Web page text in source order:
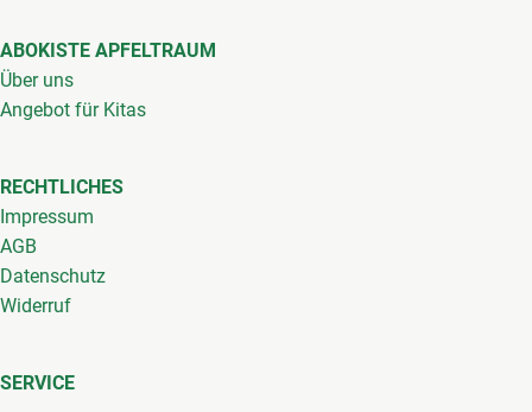
ABOKISTE APFELTRAUM
Über uns
Angebot für Kitas
RECHTLICHES
Impressum
AGB
Datenschutz
Widerruf
SERVICE